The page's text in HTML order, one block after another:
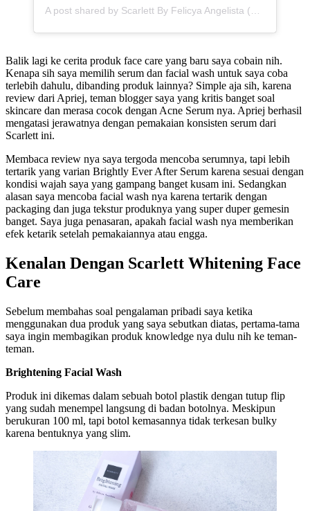
Balik lagi ke cerita produk face care yang baru saya cobain nih.
Kenapa sih saya memilih serum dan facial wash untuk saya coba
terlebih dahulu, dibanding produk lainnya? Simple aja sih, karena
review dari Apriej, teman blogger saya yang kritis banget soal
skincare dan merasa cocok dengan Acne Serum nya. Apriej berhasil
mengatasi jerawatnya dengan pemakaian konsisten serum dari
Scarlett ini.
Membaca review nya saya tergoda mencoba serumnya, tapi lebih
tertarik yang varian Brightly Ever After Serum karena sesuai dengan
kondisi wajah saya yang gampang banget kusam ini. Sedangkan
alasan saya mencoba facial wash nya karena tertarik dengan
packaging dan juga tekstur produknya yang super duper gemesin
banget. Saya juga penasaran, apakah facial wash nya memberikan
efek ketarik setelah pemakaiannya atau engga.
Kenalan Dengan Scarlett Whitening Face
Care
Sebelum membahas soal pengalaman pribadi saya ketika
menggunakan dua produk yang saya sebutkan diatas, pertama-tama
saya ingin membagikan produk knowledge nya dulu nih ke teman-
teman.
Brightening Facial Wash
Produk ini dikemas dalam sebuah botol plastik dengan tutup flip
yang sudah menempel langsung di badan botolnya. Meskipun
berukuran 100 ml, tapi botol kemasannya tidak terkesan bulky
karena bentuknya yang slim.